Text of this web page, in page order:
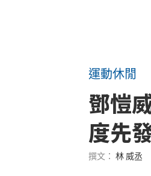
運動休閒
鄧愷
度先
撰文： 林 威丞